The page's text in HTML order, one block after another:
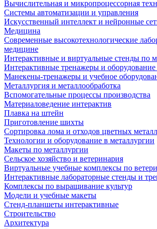
Вычислительная и микропроцессорная
Системы автоматизации и управления
Искусственный интеллект и нейронные
Медицина
Современные высокотехнологические
медицине
Интерактивные и виртуальные стенды по
Интерактивные тренажеры и
Манекены-тренажеры и учебное
Металлургия и металлообработка
Вспомогательные процессы производства
Материаловедение интерактив
Плавка на штейн
Приготовление шихты
Сортировка лома и отходов цветных
Технологии и оборудование в металлургии
Макеты по металлургии
Сельское хозяйство и ветеринария
Виртуальные учебные комплексы по
Интерактивные лабораторные стенды и
Комплексы по выращивание культур
Модели и учебные макеты
Стенд-планшеты интерактивные
Строительство
Архитектура